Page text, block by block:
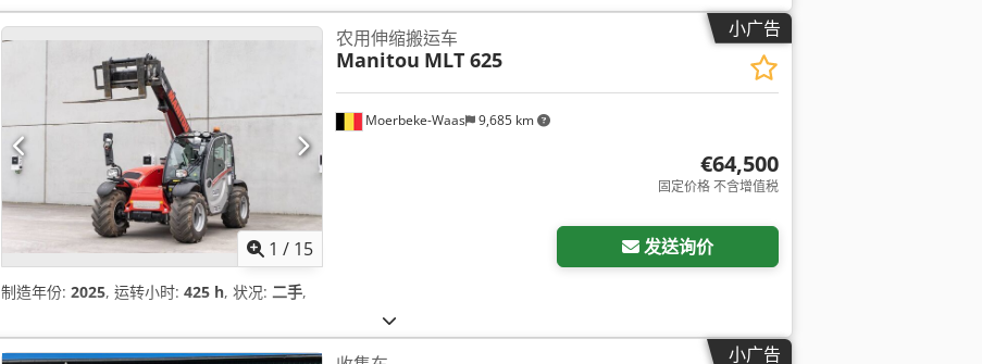
小广告
1 / 15
Moerbeke-Waas 9,685 km
农用伸缩搬运车
Manitou MLT 625
€64,500
固定价格 不含增值税
发送询价
制造年份: 2025, 运转小时: 425 h, 状况: 二手,
小广告